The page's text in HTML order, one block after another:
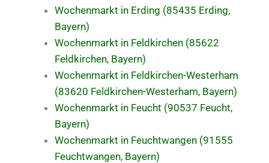
Wochenmarkt in Erding (85435 Erding,
Bayern)
Wochenmarkt in Feldkirchen (85622
Feldkirchen, Bayern)
Wochenmarkt in Feldkirchen-Westerham
(83620 Feldkirchen-Westerham, Bayern)
Wochenmarkt in Feucht (90537 Feucht,
Bayern)
Wochenmarkt in Feuchtwangen (91555
Feuchtwangen, Bayern)